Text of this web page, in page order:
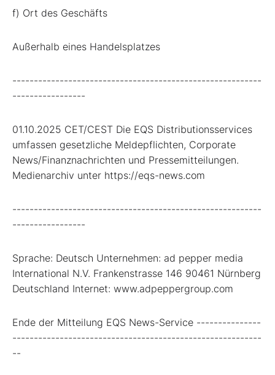
f) Ort des Geschäfts
Außerhalb eines Handelsplatzes
----------------------------------------------------------
-----------------
01.10.2025 CET/CEST Die EQS Distributionsservices
umfassen gesetzliche Meldepflichten, Corporate
News/Finanznachrichten und Pressemitteilungen.
Medienarchiv unter https://eqs-news.com
----------------------------------------------------------
-----------------
Sprache: Deutsch Unternehmen: ad pepper media
International N.V. Frankenstrasse 146 90461 Nürnberg
Deutschland Internet: www.adpeppergroup.com
Ende der Mitteilung EQS News-Service ---------------
----------------------------------------------------------
--